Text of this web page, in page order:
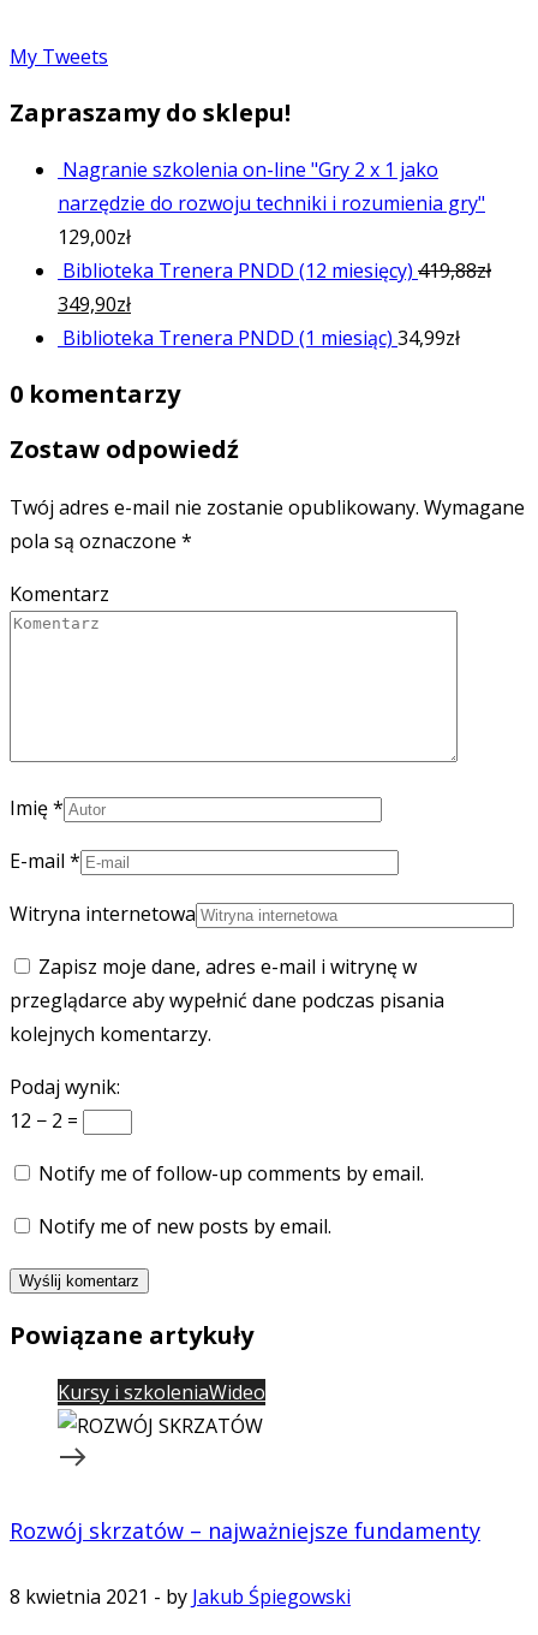
My Tweets
Zapraszamy do sklepu!
Nagranie szkolenia on-line "Gry 2 x 1 jako
narzędzie do rozwoju techniki i rozumienia gry"
129,00zł
Biblioteka Trenera PNDD (12 miesięcy) 419,88zł
349,90zł
Biblioteka Trenera PNDD (1 miesiąc) 34,99zł
0 komentarzy
Zostaw odpowiedź
Twój adres e-mail nie zostanie opublikowany. Wymagane
pola są oznaczone *
Komentarz
Imię*
E-mail *
Witryna internetowa
Zapisz moje dane, adres e-mail i witrynę w
przeglądarce aby wypełnić dane podczas pisania
kolejnych komentarzy.
Podaj wynik:
12 − 2 =
Notify me of follow-up comments by email.
Notify me of new posts by email.
Powiązane artykuły
Kursy i szkoleniaWideo
Rozwój skrzatów – najważniejsze fundamenty
8 kwietnia 2021 - by Jakub Śpiegowski